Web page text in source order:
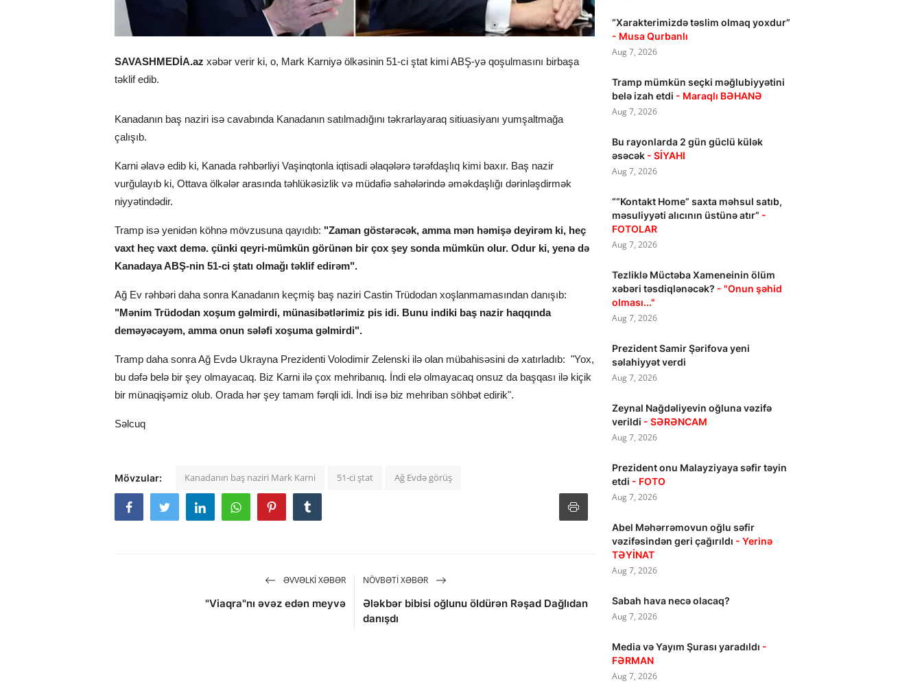
SAVASHMEDİA.az xəbər verir ki, o, Mark Karniyə ölkəsinin 51-ci ştat kimi ABŞ-yə qoşulmasını birbaşa
təklif edib.
Kanadanın baş naziri isə cavabında Kanadanın satılmadığını təkrarlayaraq sitiuasiyanı yumşaltmağa
çalışıb.
Karni əlavə edib ki, Kanada rəhbərliyi Vaşinqtonla iqtisadi əlaqələrə tərəfdaşlıq kimi baxır. Baş nazir
vurğulayıb ki, Ottava ölkələr arasında təhlükəsizlik və müdafiə sahələrində əməkdaşlığı dərinləşdirmək
niyyətindədir.
Tramp isə yenidən köhnə mövzusuna qayıdıb: "Zaman göstərəcək, amma mən həmişə deyirəm ki, heç
vaxt heç vaxt demə. çünki qeyri-mümkün görünən bir çox şey sonda mümkün olur. Odur ki, yenə də
Kanadaya ABŞ-nin 51-ci ştatı olmağı təklif edirəm".
Ağ Ev rəhbəri daha sonra Kanadanın keçmiş baş naziri Castin Trüdodan xoşlanmamasından danışıb:
"Mənim Trüdodan xoşum gəlmirdi, münasibətlərimiz pis idi. Bunu indiki baş nazir haqqında
deməyəcəyəm, amma onun sələfi xoşuma gəlmirdi".
Tramp daha sonra Ağ Evdə Ukrayna Prezidenti Volodimir Zelenski ilə olan mübahisəsini də xatırladıb: "Yox,
bu dəfə belə bir şey olmayacaq. Biz Karni ilə çox mehribanıq. İndi elə olmayacaq onsuz da başqası ilə kiçik
bir münaqişəmiz olub. Orada hər şey tamam fərqli idi. İndi isə biz mehriban söhbət edirik".
Səlcuq
Mövzular: Kanadanın baş naziri Mark Karni 51-ci ştat Ağ Evdə görüş
ƏVVƏLKI XƏBƏR
"Viaqra"nı əvəz edən meyvə
NÖVBƏTI XƏBƏR
Ələkbər bibisi oğlunu öldürən Rəşad Dağlıdan
danışdı
“Xarakterimizdə təslim olmaq yoxdur”
- Musa Qurbanlı
Aug 7, 2026
Tramp mümkün seçki məğlubiyyətini
belə izah etdi - Maraqlı BƏHANƏ
Aug 7, 2026
Bu rayonlarda 2 gün güclü külək
əsəcək - SİYAHI
Aug 7, 2026
““Kontakt Home” saxta məhsul satıb,
məsuliyyəti alıcının üstünə atır” -
FOTOLAR
Aug 7, 2026
Tezliklə Müctəba Xameneinin ölüm
xəbəri təsdiqlənəcək? - "Onun şəhid
olması..."
Aug 7, 2026
Prezident Samir Şərifova yeni
səlahiyyət verdi
Aug 7, 2026
Zeynal Nağdəliyevin oğluna vəzifə
verildi - SƏRƏNCAM
Aug 7, 2026
Prezident onu Malayziyaya səfir təyin
etdi - FOTO
Aug 7, 2026
Abel Məhərrəmovun oğlu səfir
vəzifəsindən geri çağırıldı - Yerinə
TƏYİNAT
Aug 7, 2026
Sabah hava necə olacaq?
Aug 7, 2026
Media və Yayım Şurası yaradıldı -
FƏRMAN
Aug 7, 2026